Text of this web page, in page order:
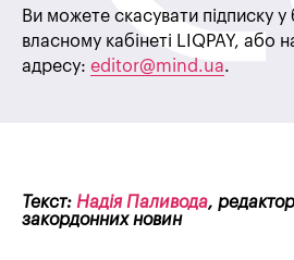
Ви можете скасувати підписку
власному кабінеті LIQPAY, або
адресу: editor@mind.ua.
Текст: Надія Паливода,
закордонних новин